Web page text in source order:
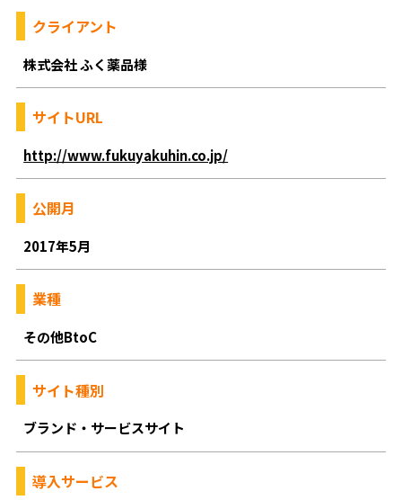
クライアント
株式会社 ふく薬品様
サイトURL
http://www.fukuyakuhin.co.jp/
公開月
2017年5月
業種
その他BtoC
サイト種別
ブランド・サービスサイト
導入サービス